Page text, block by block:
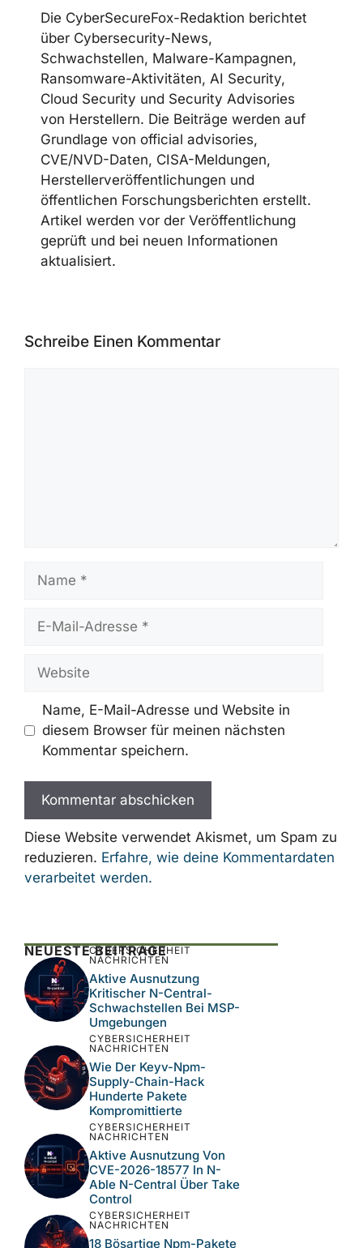
CYBERSECUREFOX EDITORIAL
TEAM
Die CyberSecureFox-Redaktion berichtet
über Cybersecurity-News,
Schwachstellen, Malware-Kampagnen,
Ransomware-Aktivitäten, AI Security,
Cloud Security und Security Advisories
von Herstellern. Die Beiträge werden auf
Grundlage von official advisories,
CVE/NVD-Daten, CISA-Meldungen,
Veröffentlichung geprüft und bei neuen
Name
Mail-
Adresse
Name, E-Mail-Adresse und Website in
diesem Browser für meinen nächsten
Kommentar speichern.
Diese Website verwendet Akismet, um Spam
zu reduzieren.Erfahre, wie deine
Kommentardaten verarbeitet werden.
NEUESTE BEITRÄGE
CYBERSICHERHEIT
NACHRICHTEN
Aktive Ausnutzung
Kritischer N-Central-
Schwachstellen Bei MSP-
Umgebungen
CYBERSICHERHEIT
NACHRICHTEN
Wie Der Keyv-Npm-
Supply-Chain-Hack
Hunderte Pakete
Kompromittierte
CYBERSICHERHEIT
NACHRICHTEN